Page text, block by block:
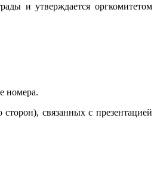
и утверждается оргкомитетом
номера.
связанных с презентацией